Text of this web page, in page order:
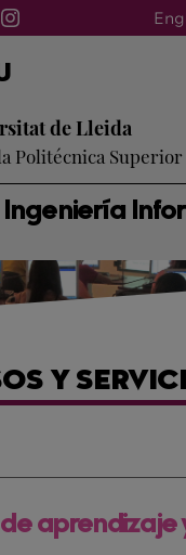
de Lleida
Politécnica Superior
Y
aprendizaje